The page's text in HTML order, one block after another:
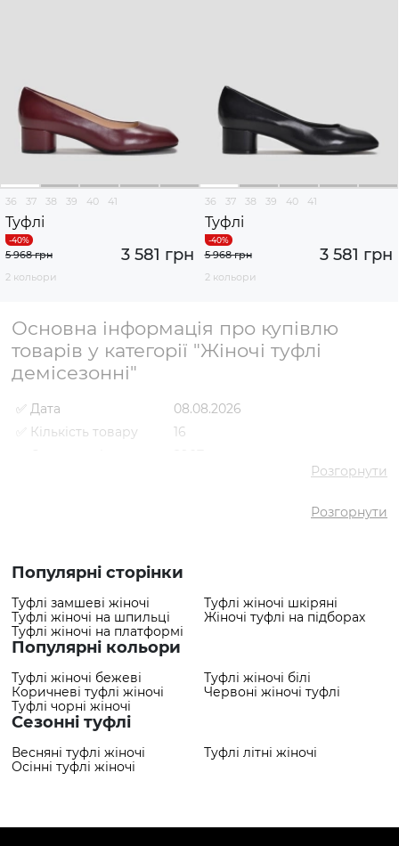
Популярні сторінки
Туфлі замшеві жіночі
Туфлі жіночі шкіряні
Туфлі жіночі на шпильці
Жіночі туфлі на підборах
Туфлі жіночі на платформі
Популярні кольори
Туфлі жіночі бежеві
Туфлі жіночі білі
Коричневі туфлі жіночі
Червоні жіночі туфлі
Туфлі чорні жіночі
Сезонні туфлі
Весняні туфлі жіночі
Туфлі літні жіночі
Осінні туфлі жіночі
36 37 38 39 40 41
Туфлі
3 581 грн
5 968 грн
2 кольори
36 37 38 39 40 41
Туфлі
3 581 грн
5 968 грн
2 кольори
Основна інформація про купівлю
товарів у категорії "Жіночі туфлі
демісезонні"
✅ Дата
08.08.2026
✅ Кількість товару
16
товар
- 3989 грн
Розгорнути
Розгорнути